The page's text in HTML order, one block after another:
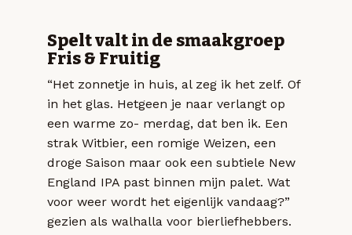
Spelt valt in de smaakgroep
Fris & Fruitig
“Het zonnetje in huis, al zeg ik het zelf. Of
in het glas. Hetgeen je naar verlangt op
een warme zo- merdag, dat ben ik. Een
strak Witbier, een romige Weizen, een
droge Saison maar ook een subtiele New
England IPA past binnen mijn palet. Wat
voor weer wordt het eigenlijk vandaag?”
gezien als walhalla voor bierliefhebbers.